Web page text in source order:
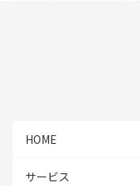
HOME
サービス